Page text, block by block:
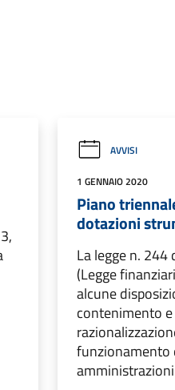
AVVISI
1 GENNAIO 2020
Piano
dotazioni
La legge n.
(Legge
alcune
contenimento
funzionamento